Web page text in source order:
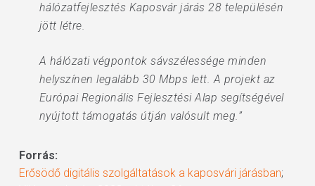
hálózatfejlesztés Kaposvár járás 28 településén
jött létre.
A hálózati végpontok sávszélessége minden
helyszínen legalább 30 Mbps lett. A projekt az
Európai Regionális Fejlesztési Alap segítségével
nyújtott támogatás útján valósult meg.”
Forrás:
Erősödő digitális szolgáltatások a kaposvári járásban;